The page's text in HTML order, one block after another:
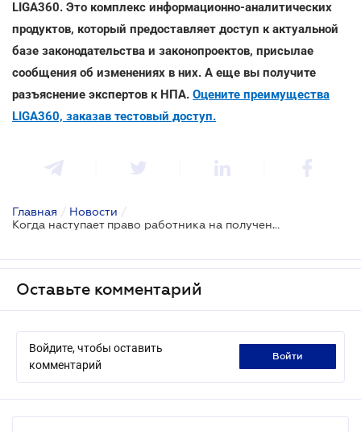
LIGA360. Это комплекс информационно-аналитических
продуктов, который предоставляет доступ к актуальной
базе законодательства и законопроектов, присылае
сообщения об изменениях в них. А еще вы получите
разъяснение экспертов к НПА. Оцените преимущества
LIGA360, заказав тестовый доступ.
Главная / Новости /
Когда наступает право работника на получение ежегодного отпуска
Оставьте комментарий
Войдите, чтобы оставить
комментарий
войти